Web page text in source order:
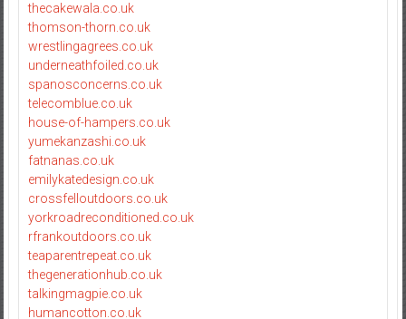
thecakewala.co.uk
thomson-thorn.co.uk
wrestlingagrees.co.uk
underneathfoiled.co.uk
spanosconcerns.co.uk
telecomblue.co.uk
house-of-hampers.co.uk
yumekanzashi.co.uk
fatnanas.co.uk
emilykatedesign.co.uk
crossfelloutdoors.co.uk
yorkroadreconditioned.co.uk
rfrankoutdoors.co.uk
teaparentrepeat.co.uk
thegenerationhub.co.uk
talkingmagpie.co.uk
humancotton.co.uk